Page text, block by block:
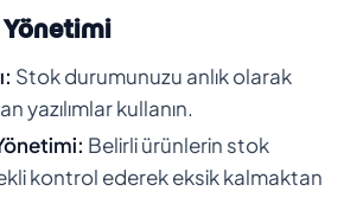
Stok durumunuzu anlık olarak
yazılımlar kullanın.
Belirli ürünlerin stok
kontrol ederek eksik kalmaktan